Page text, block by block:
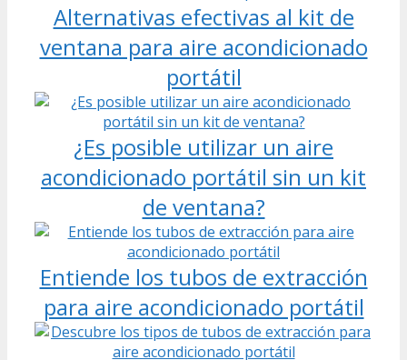
Alternativas efectivas al kit de
ventana para aire acondicionado
portátil
¿Es posible utilizar un aire
acondicionado portátil sin un kit
de ventana?
Entiende los tubos de extracción
para aire acondicionado portátil